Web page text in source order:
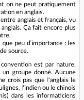
on ne peut pratiquement
en anglais.
anglais et français, vu
Ça fait encore plus
que peu d’importance : les
source.
est par nature,
groupe donné. Aucune
crois pas que l'anglais le
l'indien ou le chinois
dans les informaticiens